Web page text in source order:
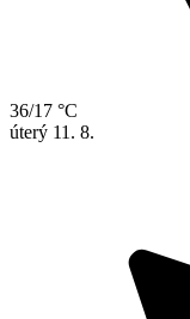
36/17 °C
úterý 11. 8.